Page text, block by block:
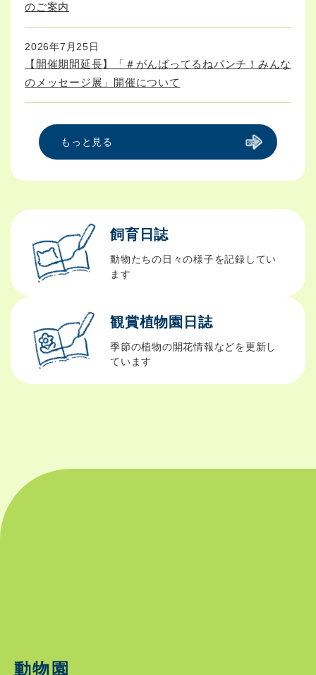
のご案内
2026年7月25日
【開催期間延長】「＃がんばってるねパンチ！みんな
のメッセージ展」開催について
もっと見る
飼育日誌
動物たちの日々の様子を記録してい
ます
観賞植物園日誌
季節の植物の開花情報などを更新し
ています
動物園